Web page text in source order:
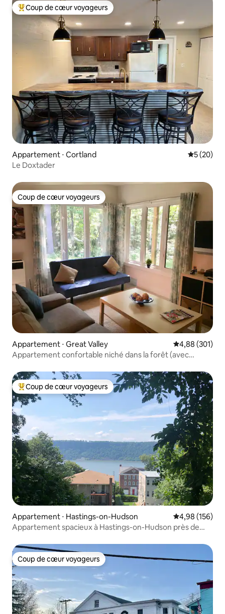
Coups de cœur voyageurs les plus appréciés
Coup de cœur voyageurs
Appartement ⋅ Cortland
5 (20)
Le Doxtader
Coup de cœur voyageurs
Coup de cœur voyageurs
Appartement ⋅ Great Valley Évaluation
4,88 (301)
Appartement confortable niché dans la forêt (avec
Coups de cœur voyageurs les plus appréciés
Coup de cœur voyageurs
Appartement ⋅ Hastings-on-Hudson Évaluation
4,98 (156)
Appartement spacieux à Hastings-on-Hudson près de
Coup de cœur voyageurs
Coup de cœur voyageurs